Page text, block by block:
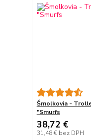
Šmolkovia -
"Smurfs
38,72 €
31,48 € bez DPH